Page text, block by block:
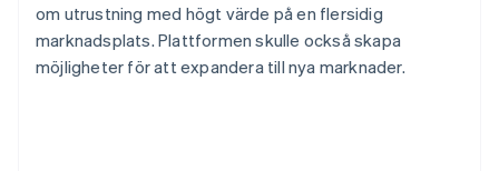
om utrustning med högt värde på en flersidig
marknadsplats. Plattformen skulle också skapa
möjligheter för att expandera till nya marknader.